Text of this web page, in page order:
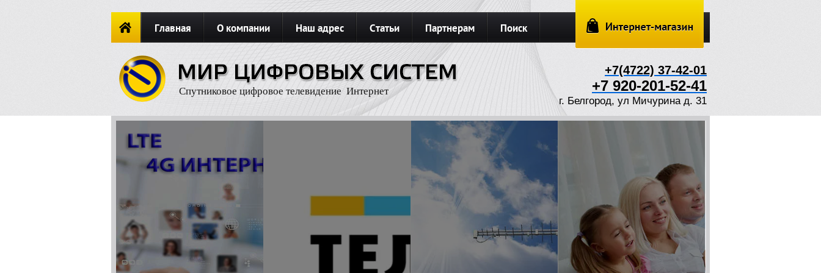
Главная О компании Наш адрес Статьи Партнерам Поиск
Новости Карта сайта Подключить интернет
Спутниковое цифровое телевидение Интернет
+7(4722) 37-42-01
+7 920-201-52-41
г. Белгород, ул Мичурина д. 31